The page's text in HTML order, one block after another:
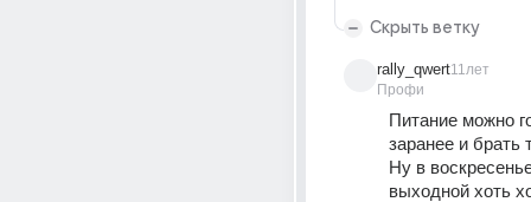
Скрыть ветку
rally_qwert
Профи
11лет
Питание можно
заранее и брать
Ну в
выходной хоть